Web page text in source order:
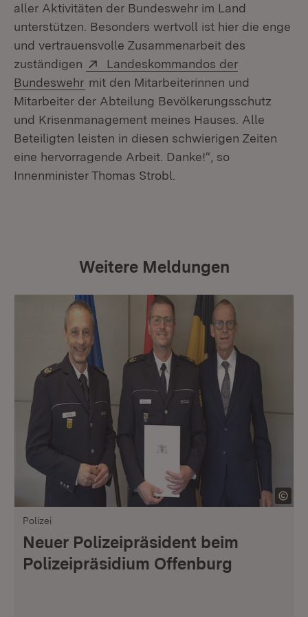
aller Aktivitäten der Bundeswehr im Land
unterstützen. Besonders wertvoll ist hier die enge
und vertrauensvolle Zusammenarbeit des
zuständigen
Extern:
Landeskommandos der
Bundeswehr (Öffnet in neuem Fenster)
mit den Mitarbeiterinnen und
Mitarbeiter der Abteilung Bevölkerungsschutz
und Krisenmanagement meines Hauses. Alle
Beteiligten leisten in diesen schwierigen Zeiten
eine hervorragende Arbeit. Danke!“, so
Innenminister Thomas Strobl.
Weitere Meldungen
Polizei
Neuer Polizeipräsident beim
Polizeipräsidium Offenburg